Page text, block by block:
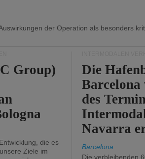
der Operation als besonders
Group)
die es
Ziele im
Die
des
Navarra
Barcelona
Die verbleibenden